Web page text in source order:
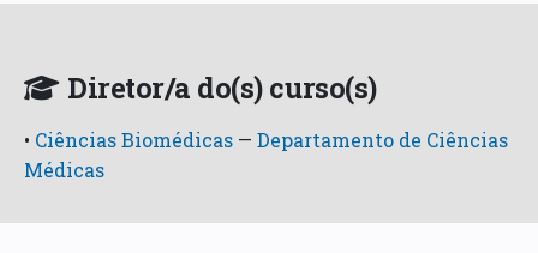
Diretor/a do(s) curso(s)
• Ciências Biomédicas —Departamento de Ciências
Médicas